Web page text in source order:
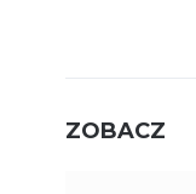
ZOBACZ